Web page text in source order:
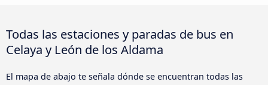
Todas las estaciones y paradas de bus en
Celaya y León de los Aldama
El mapa de abajo te señala dónde se encuentran todas las